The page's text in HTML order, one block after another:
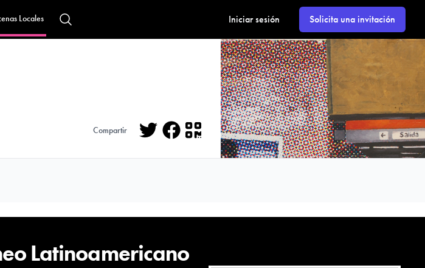
Locales Iniciar sesión Solicita una invitación
Compartir
Facebook
Latinoamericano